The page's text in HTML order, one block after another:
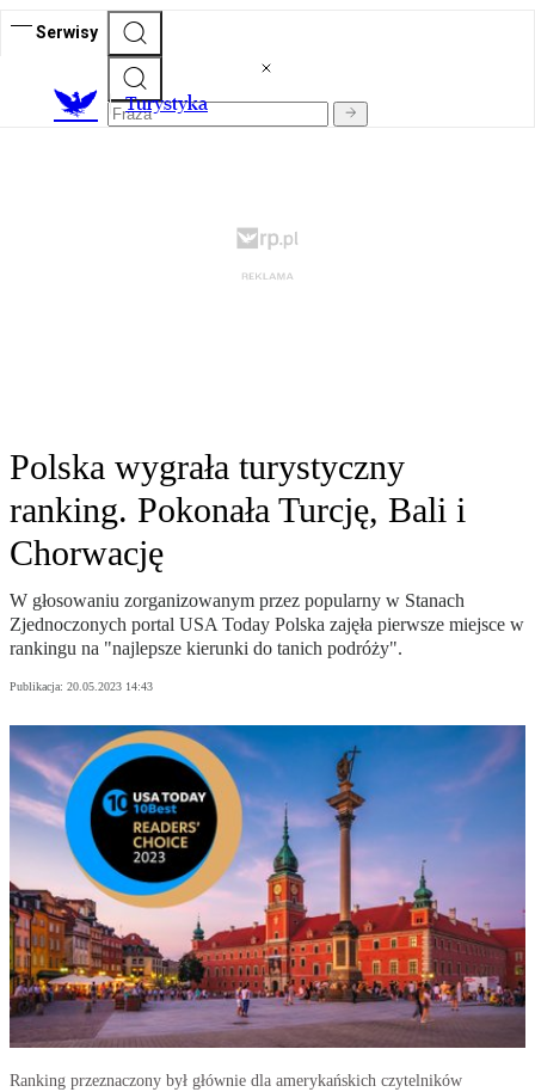
Serwisy
Turystyka
Polska wygrała turystyczny
ranking. Pokonała Turcję, Bali i
Chorwację
W głosowaniu zorganizowanym przez popularny w Stanach
Zjednoczonych portal USA Today Polska zajęła pierwsze miejsce w
rankingu na "najlepsze kierunki do tanich podróży".
Publikacja: 20.05.2023 14:43
Ranking przeznaczony był głównie dla amerykańskich czytelników